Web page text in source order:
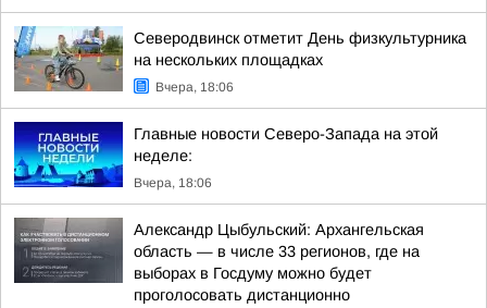
Северодвинск отметит День физкультурника
на нескольких площадках
Вчера, 18:06
Главные новости Северо-Запада на этой
неделе:
Вчера, 18:06
Александр Цыбульский: Архангельская
область — в числе 33 регионов, где на
выборах в Госдуму можно будет
проголосовать дистанционно